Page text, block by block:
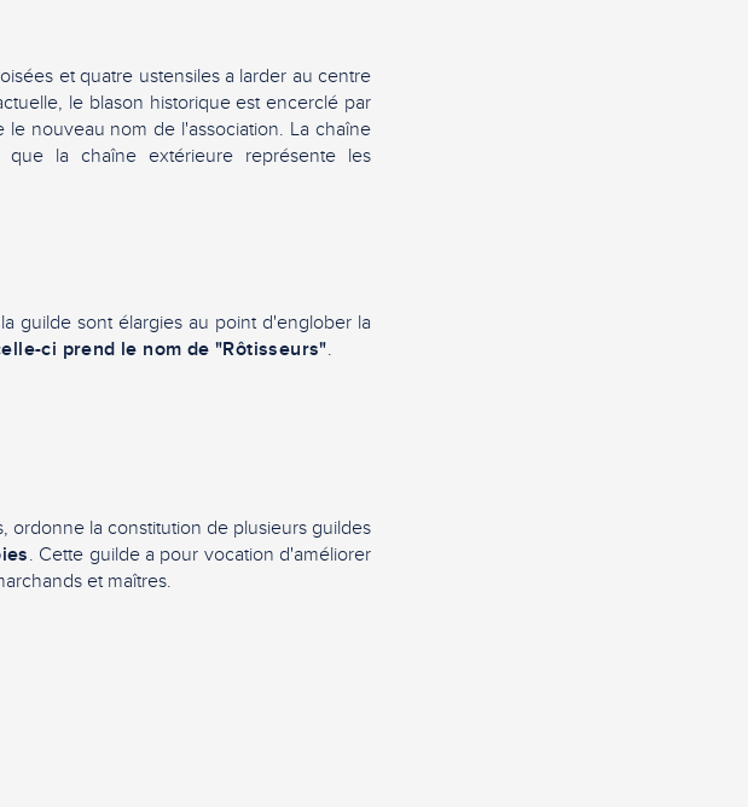
et quatre ustensiles a larder au centre
le blason historique est encerclé par
nouveau nom de l'association. La chaîne
que la chaîne extérieure représente les
guilde sont élargies au point d'englober la
ci prend le nom de "Rôtisseurs".
ordonne la constitution de plusieurs guildes
. Cette guilde a pour vocation d'améliorer
et maîtres.